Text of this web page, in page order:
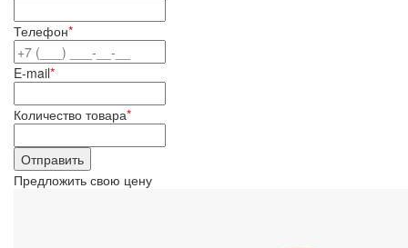
Телефон*
E-mail*
Количество товара*
Предложить свою цену